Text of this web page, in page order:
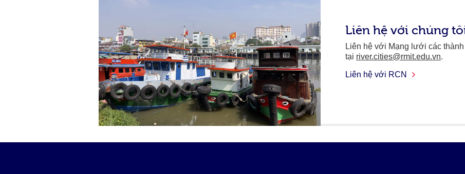
Liên hệ với chúng
Liên hệ với Mạng lưới các
tại river.cities@rmit.edu.vn.
Liên hệ với RCN